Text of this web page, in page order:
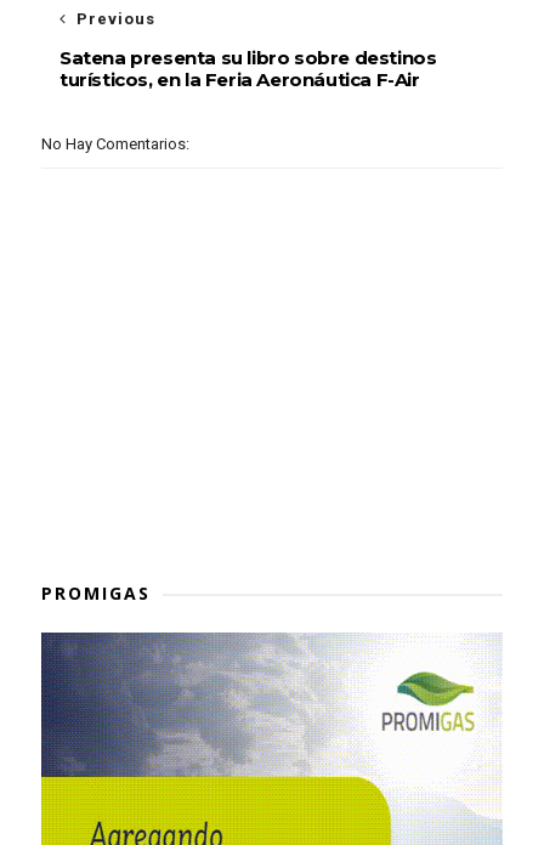
Previous
Satena presenta su libro sobre destinos
turísticos, en la Feria Aeronáutica F-Air
No Hay Comentarios:
PROMIGAS